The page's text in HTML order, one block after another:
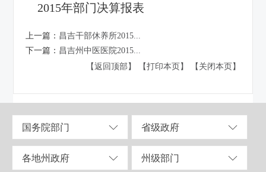
2015年部门决算报表
上一篇： 昌吉干部休养所2015...
下一篇： 昌吉州中医医院2015...
【返回顶部】
【打印本页】 【关闭本页】
国务院部门 省级政府
各地州政府 州级部门